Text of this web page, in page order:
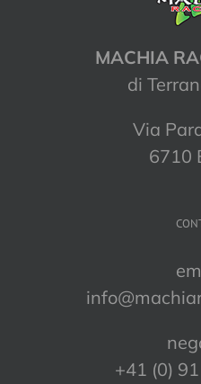
MACHIA
di
Via
6710
+41 (0)